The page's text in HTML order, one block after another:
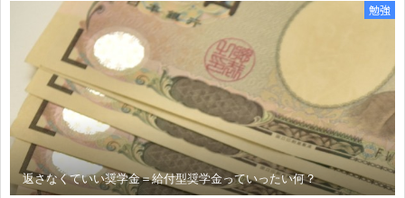
勉強
返さなくていい奨学金＝給付型奨学金っていったい何？